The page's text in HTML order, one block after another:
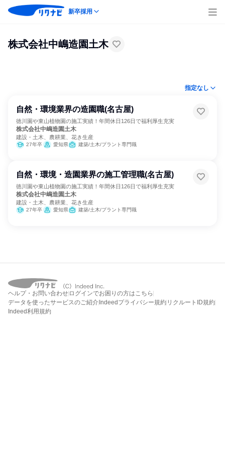
新卒採用
株式会社中嶋造園土木
指定なし
自然・環境業界の造園職(名古屋)
徳川園や東山植物園の施工実績！年間休日126日で福利厚生充実
株式会社中嶋造園土木
建設・土木、農耕業、花き生産
27年卒 愛知県 建築/土木/プラント専門職
自然・環境・造園業界の施工管理職(名古屋)
徳川園や東山植物園の施工実績！年間休日126日で福利厚生充実
株式会社中嶋造園土木
建設・土木、農耕業、花き生産
27年卒 愛知県 建築/土木/プラント専門職
ヘルプ・お問い合わせ ログインでお困りの方はこちら
データを使ったサービスのご紹介 Indeedプライバシー規約 リクルートID規約
Indeed利用規約